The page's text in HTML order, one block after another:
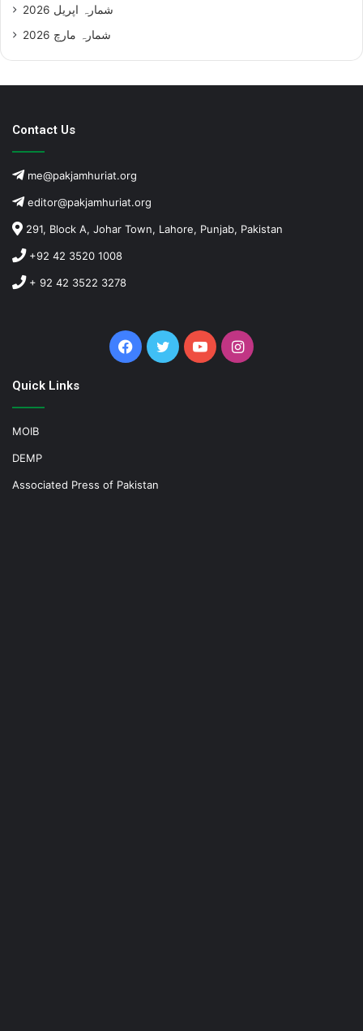
شمارہ اپریل 2026
شمارہ مارچ 2026
Contact Us
me@pakjamhuriat.org
editor@pakjamhuriat.org
291, Block A, Johar Town, Lahore, Punjab, Pakistan
+92 42 3520 1008
+ 92 42 3522 3278
Facebook
TwitterYouTubeInstagram
Quick Links
MOIB
DEMP
Associated Press of Pakistan